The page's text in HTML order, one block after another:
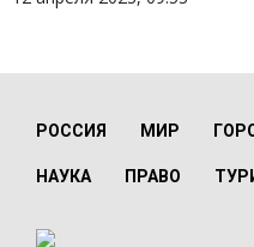
РОССИЯ МИР
НАУКА ПРАВО